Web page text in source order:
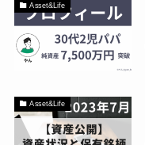
Asset&Life
Asset&Life